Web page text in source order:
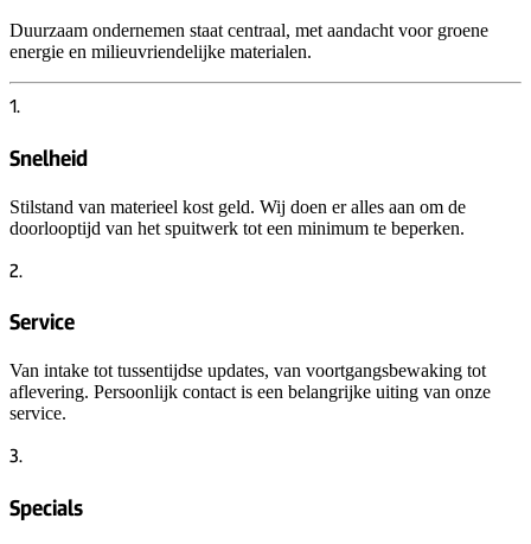
Duurzaam ondernemen staat centraal, met aandacht voor groene
energie en milieuvriendelijke materialen.
1.
Snelheid
Stilstand van materieel kost geld. Wij doen er alles aan om de
doorlooptijd van het spuitwerk tot een minimum te beperken.
2.
Service
Van intake tot tussentijdse updates, van voortgangsbewaking tot
aflevering. Persoonlijk contact is een belangrijke uiting van onze
service.
3.
Specials